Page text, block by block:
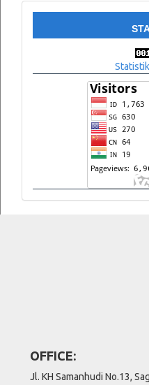
OFFICE:
Jl. KH Samanhudi No.13,